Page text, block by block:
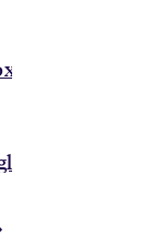
legal/
privacy